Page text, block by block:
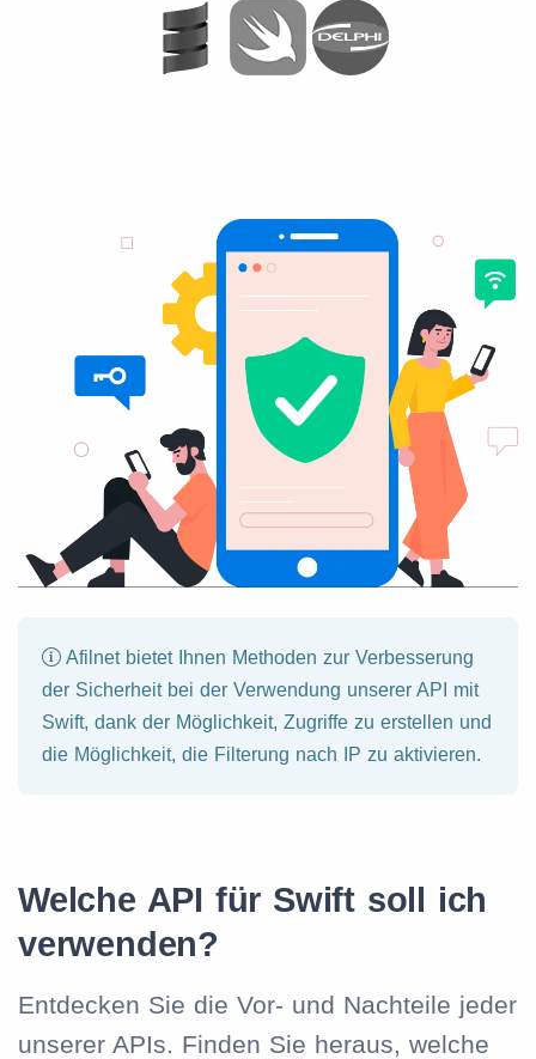
Afilnet bietet Ihnen Methoden zur Verbesserung
der Sicherheit bei der Verwendung unserer API mit
Swift, dank der Möglichkeit, Zugriffe zu erstellen und
die Möglichkeit, die Filterung nach IP zu aktivieren.
Welche API für Swift soll ich
verwenden?
Entdecken Sie die Vor- und Nachteile jeder
unserer APIs. Finden Sie heraus, welche